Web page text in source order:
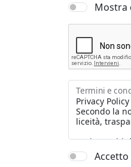
Mostra
Termini e